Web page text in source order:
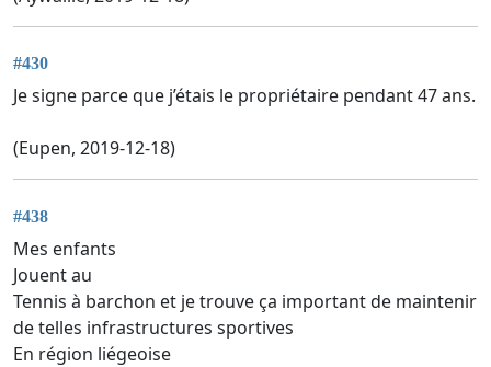
#430
Je signe parce que j’étais le propriétaire pendant 47 ans.
(Eupen, 2019-12-18)
#438
Mes enfants
Jouent au
Tennis à barchon et je trouve ça important de maintenir
de telles infrastructures sportives
En région liégeoise